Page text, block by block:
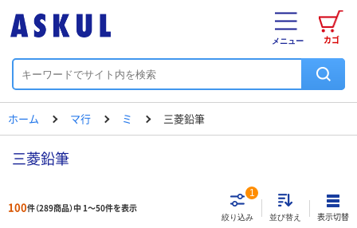
カゴ
メニュー
ホーム マ行 ミ 三菱鉛筆
三菱鉛筆
100件（289商品）中 1～50件を表示
絞り込み
1
並び替え 表示切替